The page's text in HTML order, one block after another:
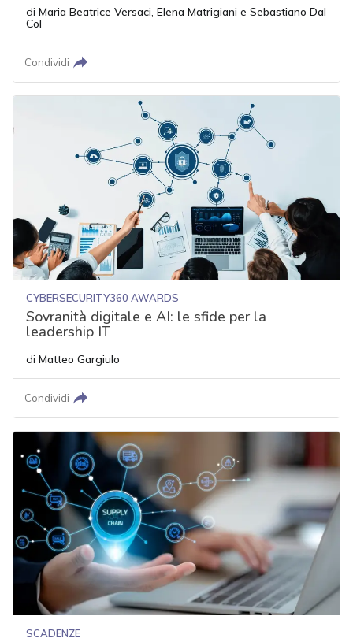
di Maria Beatrice Versaci, Elena Matrigiani e Sebastiano Dal
Col
Condividi
CYBERSECURITY360 AWARDS
Sovranità digitale e AI: le sfide per la
leadership IT
di Matteo Gargiulo
Condividi
SCADENZE